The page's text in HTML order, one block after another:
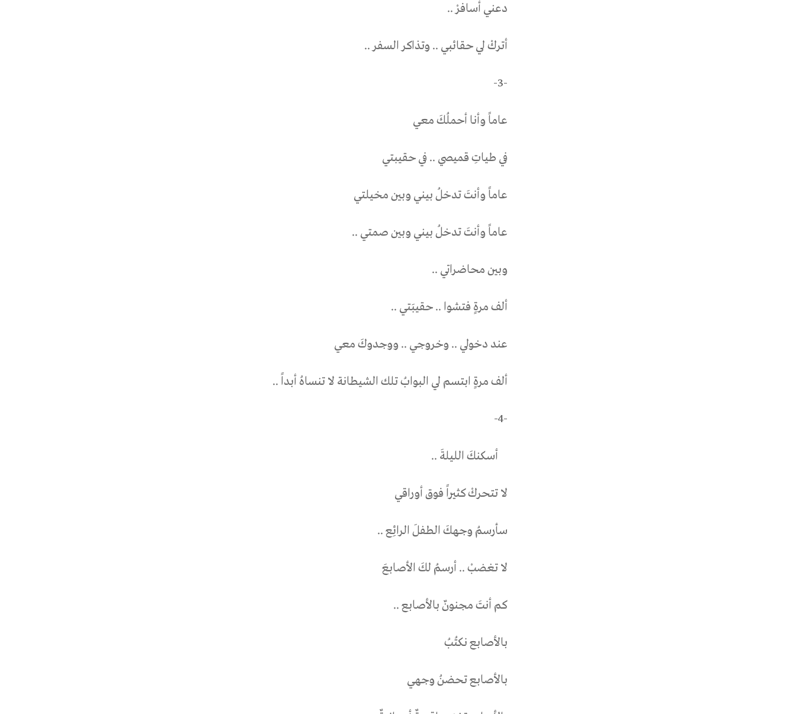
دعني أسافرْ ..
أتركْ لي حقائبي .. وتذاكر السفر ..
-3-
عاماً وأنا أحملُكَ معي
في طياتِ قميصي .. في حقيبتي
عاماً وأنتَ تدخلُ بيني وبين مخيلتي
عاماً وأنتَ تدخلُ بيني وبين صمتي ..
وبين محاضراتي ..
ألف مرةٍ فتشوا .. حقيبَتي ..
عند دخولي .. وخروجي .. ووجدوكَ معي
ألف مرةٍ ابتسم لي البوابُ تلك الشيطانة لا تنساهُ أبداً ..
-4-
أسكنكَ الليلةَ ..
لا تتحركْ كثيراً فوق أوراقي
سأرسمُ وجهكَ الطفلَ الرائِع ..
لا تغضبْ .. أرسمُ لكَ الأصابعَ
كم أنتَ مجنونٌ بالأصابع ..
بالأصابع نكتُبُ
بالأصابع تحضنُ وجهي